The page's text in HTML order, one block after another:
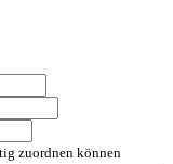
zuordnen können